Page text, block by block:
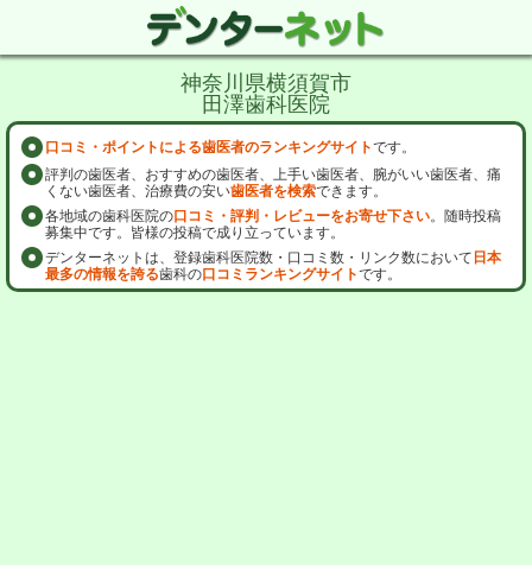
神奈川県横須賀市
田澤歯科医院
口コミ・ポイントによる歯医者のランキングサイトです。
評判の歯医者、おすすめの歯医者、上手い歯医者、腕がいい歯医者、痛
くない歯医者、治療費の安い歯医者を検索できます。
各地域の歯科医院の口コミ・評判・レビューをお寄せ下さい。随時投稿
募集中です。皆様の投稿で成り立っています。
デンターネットは、登録歯科医院数・口コミ数・リンク数において 日本
最多の情報を誇る歯科の口コミランキングサイトです。